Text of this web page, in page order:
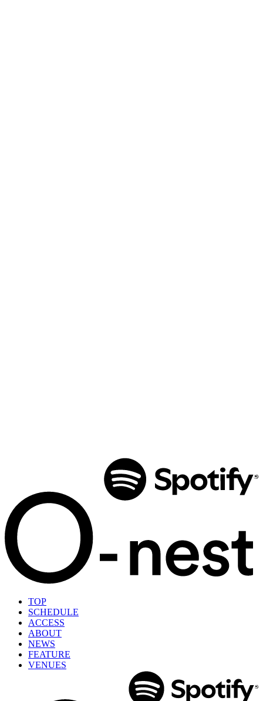
TOP
SCHEDULE
ACCESS
ABOUT
NEWS
FEATURE
VENUES